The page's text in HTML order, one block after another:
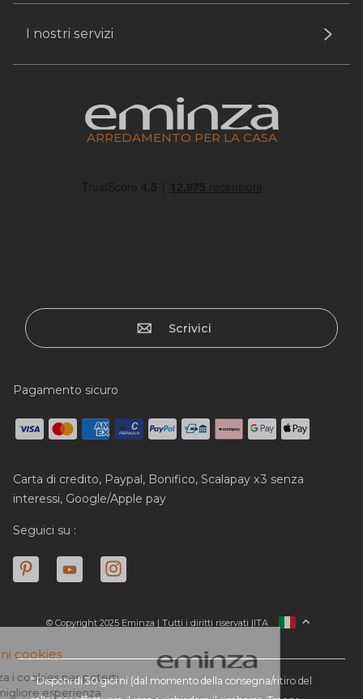
I nostri servizi
ARREDAMENTO PER LA CASA
Scrivici
Pagamento sicuro
Carta di credito, Paypal, Bonifico, Scalapay x3 senza
interessi, Google/Apple pay
Seguici su :
© Copyright 2025 Eminza | Tutti i diritti riservati |
FRANCIA
GERMANIA
ITA
* Disponi di 30 giorni (dal momento della consegna/ritiro del